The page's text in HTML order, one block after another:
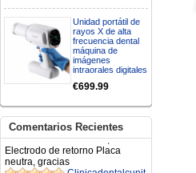
Unidad portátil de
rayos X de alta
frecuencia dental
máquina de
imágenes
intraorales digitales
€699.99
Comentarios Recientes
RECIBIRE MI PEDIDO,
GRACIAS
clinicadentalcunit
11/06/2026
Hola buenos días respecto al
Artículo. DDE0032580
tiene una "toma a tierra" lo que
va conectado al paciente, placa
neutra.Placa de retorno,
Electrodo de retorno Placa
neutra, gracias
Clinicadentalcunit